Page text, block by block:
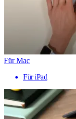
Für Mac
Für iPad